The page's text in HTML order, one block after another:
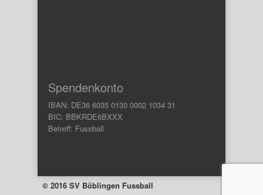
Spendenkonto
IBAN: DE36 6035 0130 0002 1034 31
BIC: BBKRDE6BXXX
Betreff: Fussball
© 2016 SV Böblingen Fussball